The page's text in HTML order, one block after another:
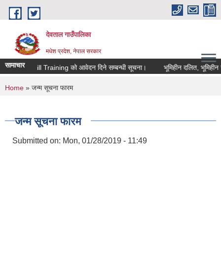
Skip to main content
देवताल गाउँपालिका
मधेश प्रदेश, नेपाल सरकार
सामाचार
Digital Skill Training को आवेदन दिने सम्बन्धी सूचना। भूमिहीन दलित,
You are here
Home » जन्म सूचना फारम
जन्म सूचना फारम
Submitted on: Mon, 01/28/2019 - 11:49